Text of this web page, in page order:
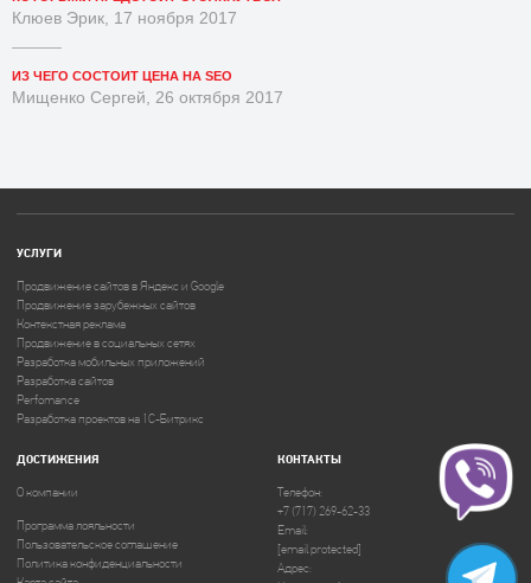
Клюев Эрик, 17 ноября 2017
ИЗ ЧЕГО СОСТОИТ ЦЕНА НА SEO
Мищенко Сергей, 26 октября 2017
УСЛУГИ
Продвижение сайтов в Яндекс и Google
Продвижение зарубежных сайтов
Контекстная реклама
Продвижение в социальных сетях
Разработка мобильных приложений
Разработка сайтов
Perfomance
Разработка проектов на 1C-Битрикс
ДОСТИЖЕНИЯ
О компании
Программа лояльности
Пользовательское соглашение
Политика конфиденциальности
КОНТАКТЫ
Телефон:
+7 (717) 269-62-33
Email:
[email protected]
Адрес: